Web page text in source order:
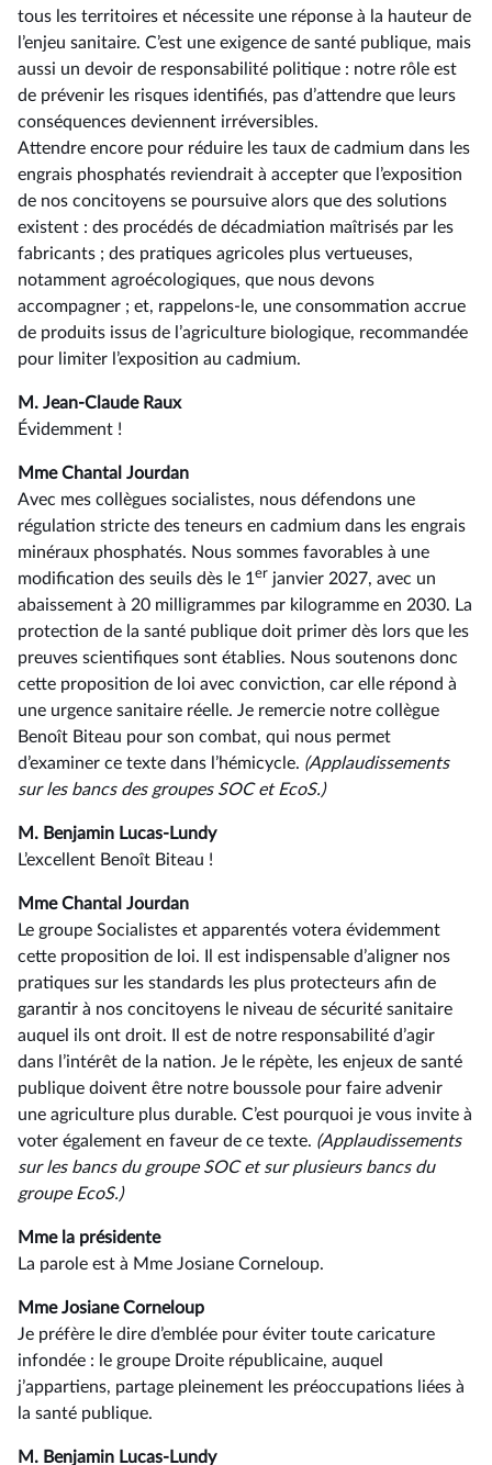
tous les territoires et nécessite une réponse à la hauteur de
l’enjeu sanitaire. C’est une exigence de santé publique, mais
aussi un devoir de responsabilité politique : notre rôle est
de prévenir les risques identifiés, pas d’attendre que leurs
conséquences deviennent irréversibles.
Attendre encore pour réduire les taux de cadmium dans les
engrais phosphatés reviendrait à accepter que l’exposition
de nos concitoyens se poursuive alors que des solutions
existent : des procédés de décadmiation maîtrisés par les
fabricants ; des pratiques agricoles plus vertueuses,
notamment agroécologiques, que nous devons
accompagner ; et, rappelons-le, une consommation accrue
de produits issus de l’agriculture biologique, recommandée
pour limiter l’exposition au cadmium.
M. Jean-Claude Raux
Évidemment !
Mme Chantal Jourdan
Avec mes collègues socialistes, nous défendons une
régulation stricte des teneurs en cadmium dans les engrais
minéraux phosphatés. Nous sommes favorables à une
modification des seuils dès le 1 er janvier 2027, avec un
abaissement à 20 milligrammes par kilogramme en 2030. La
protection de la santé publique doit primer dès lors que les
preuves scientifiques sont établies. Nous soutenons donc
cette proposition de loi avec conviction, car elle répond à
une urgence sanitaire réelle. Je remercie notre collègue
Benoît Biteau pour son combat, qui nous permet
d’examiner ce texte dans l’hémicycle. (Applaudissements
sur les bancs des groupes SOC et EcoS.)
M. Benjamin Lucas-Lundy
L’excellent Benoît Biteau !
Mme Chantal Jourdan
Le groupe Socialistes et apparentés votera évidemment
cette proposition de loi. Il est indispensable d’aligner nos
pratiques sur les standards les plus protecteurs afin de
garantir à nos concitoyens le niveau de sécurité sanitaire
auquel ils ont droit. Il est de notre responsabilité d’agir
dans l’intérêt de la nation. Je le répète, les enjeux de santé
publique doivent être notre boussole pour faire advenir
une agriculture plus durable. C’est pourquoi je vous invite à
voter également en faveur de ce texte. (Applaudissements
sur les bancs du groupe SOC et sur plusieurs bancs du
groupe EcoS.)
Mme la présidente
La parole est à Mme Josiane Corneloup.
Mme Josiane Corneloup
Je préfère le dire d’emblée pour éviter toute caricature
infondée : le groupe Droite républicaine, auquel
j’appartiens, partage pleinement les préoccupations liées à
la santé publique.
M. Benjamin Lucas-Lundy